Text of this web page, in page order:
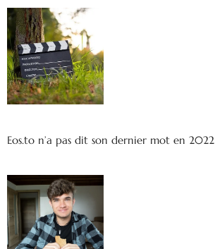
Eos.to n’a pas dit son dernier mot en 2022